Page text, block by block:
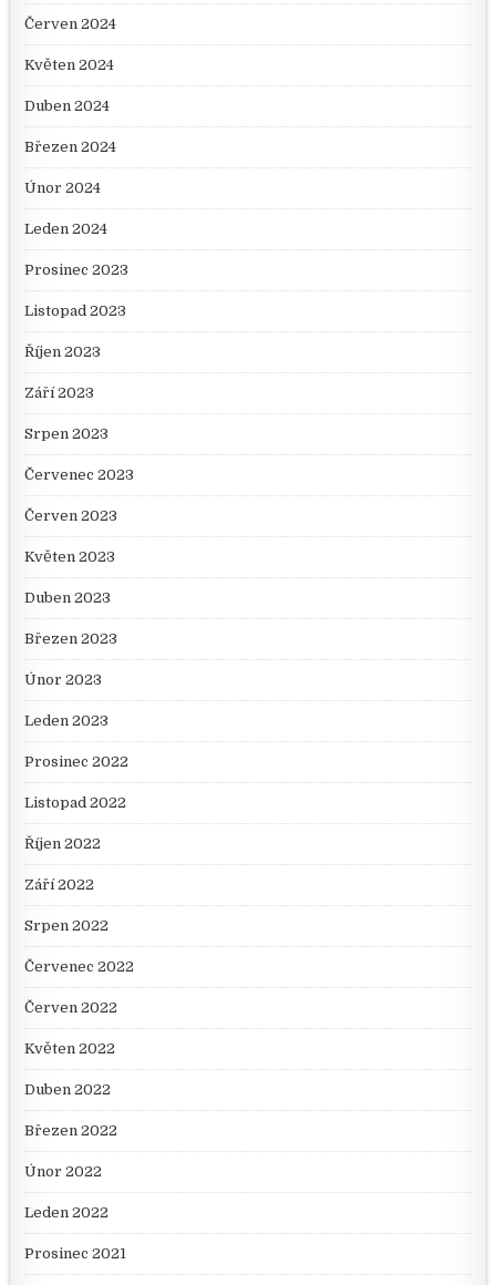
Červen 2024
Květen 2024
Duben 2024
Březen 2024
Únor 2024
Leden 2024
Prosinec 2023
Listopad 2023
Říjen 2023
Září 2023
Srpen 2023
Červenec 2023
Červen 2023
Květen 2023
Duben 2023
Březen 2023
Únor 2023
Leden 2023
Prosinec 2022
Listopad 2022
Říjen 2022
Září 2022
Srpen 2022
Červenec 2022
Červen 2022
Květen 2022
Duben 2022
Březen 2022
Únor 2022
Leden 2022
Prosinec 2021